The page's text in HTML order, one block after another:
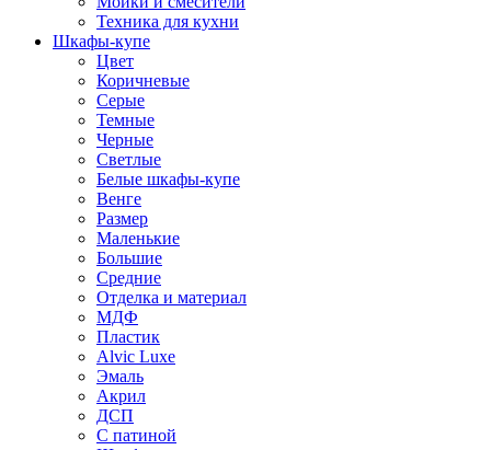
Техника для кухни
Шкафы-купе
Цвет
Коричневые
Серые
Темные
Черные
Светлые
Белые шкафы-купе
Венге
Размер
Маленькие
Большие
Средние
Отделка и материал
МДФ
Пластик
Alvic Luxe
Эмаль
Акрил
ДСП
С патиной